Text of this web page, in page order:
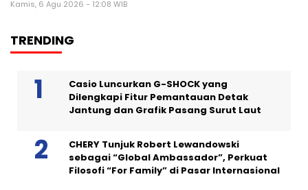
Kamis, 6 Agu 2026 - 12:08 WIB
TRENDING
Casio Luncurkan G-SHOCK yang
Dilengkapi Fitur Pemantauan Detak
Jantung dan Grafik Pasang Surut Laut
CHERY Tunjuk Robert Lewandowski
sebagai “Global Ambassador”, Perkuat
Filosofi “For Family” di Pasar Internasional